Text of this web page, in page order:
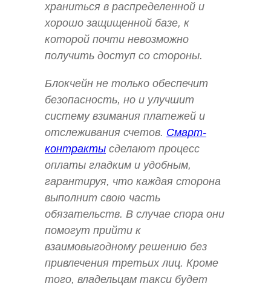
храниться в распределенной и
хорошо защищенной базе, к
которой почти невозможно
получить доступ со стороны.
Блокчейн не только обеспечит
безопасность, но и улучшит
систему взимания платежей и
отслеживания счетов. Смарт-
контракты сделают процесс
оплаты гладким и удобным,
гарантируя, что каждая сторона
выполнит свою часть
обязательств. В случае спора они
помогут прийти к
взаимовыгодному решению без
привлечения третьих лиц. Кроме
того, владельцам такси будет